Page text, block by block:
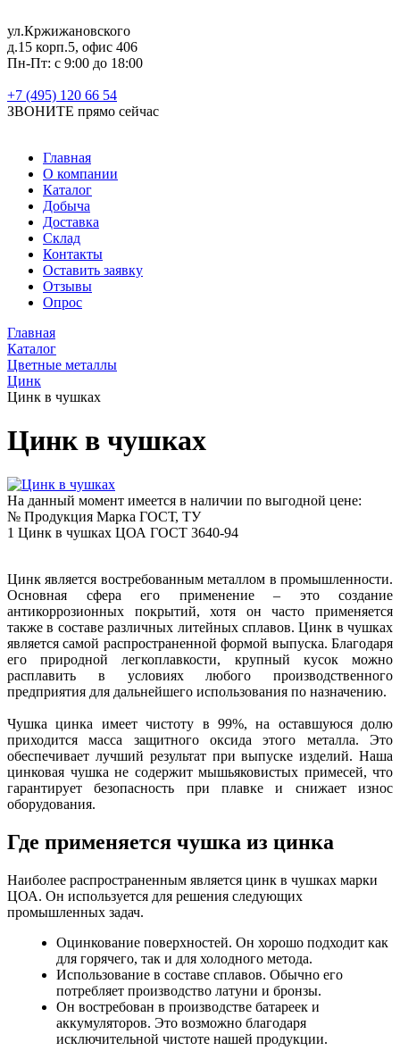
ул.Кржижановского
д.15 корп.5, офис 406
Пн-Пт: с 9:00 до 18:00
+7 (495) 120 66 54
ЗВОНИТЕ прямо сейчас
Главная
О компании
Каталог
Добыча
Доставка
Склад
Контакты
Оставить заявку
Отзывы
Опрос
Главная
Каталог
Цветные металлы
Цинк
Цинк в чушках
Цинк в чушках
На данный момент имеется в наличии по выгодной цене:
№ Продукция Марка ГОСТ, ТУ
1 Цинк в чушках ЦОА ГОСТ 3640-94
Цинк является востребованным металлом в промышленности.
Основная сфера его применение – это создание
антикоррозионных покрытий, хотя он часто применяется
также в составе различных литейных сплавов. Цинк в чушках
является самой распространенной формой выпуска. Благодаря
его природной легкоплавкости, крупный кусок можно
расплавить в условиях любого производственного
предприятия для дальнейшего использования по назначению.
Чушка цинка имеет чистоту в 99%, на оставшуюся долю
приходится масса защитного оксида этого металла. Это
обеспечивает лучший результат при выпуске изделий. Наша
цинковая чушка не содержит мышьяковистых примесей, что
гарантирует безопасность при плавке и снижает износ
оборудования.
Где применяется чушка из цинка
Наиболее распространенным является цинк в чушках марки
ЦОА. Он используется для решения следующих
промышленных задач.
Оцинкование поверхностей. Он хорошо подходит как
для горячего, так и для холодного метода.
Использование в составе сплавов. Обычно его
потребляет производство латуни и бронзы.
Он востребован в производстве батареек и
аккумуляторов. Это возможно благодаря
исключительной чистоте нашей продукции.